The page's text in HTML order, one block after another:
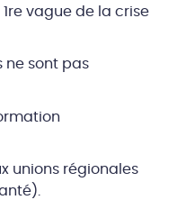
vague de la crise
ne sont pas
unions régionales